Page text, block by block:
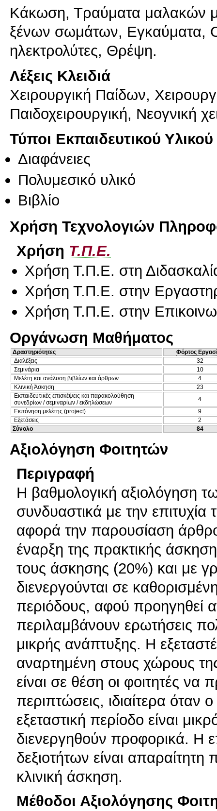
Κάκωση, Τραύματα μαλακών
ξένων σωμάτων, Εγκαύματα,
Λέξεις Κλειδιά
Χειρουργική Παίδων,
Παιδοχειρουργική, Νεογνική
Τύποι Εκπαιδευτικού Υλικού
Διαφάνειες
Πολυμεσικό υλικό
Βιβλίο
Χρήση Τεχνολογιών
Χρήση Τ.Π.Ε.
Χρήση Τ.Π.Ε. στη
Χρήση Τ.Π.Ε. στην
Χρήση Τ.Π.Ε. στην
Οργάνωση Μαθήματος
Δραστηριότητες
Φόρτος
Διαλέξεις
32
Σεμινάρια
10
Μελέτη και ανάλυση βιβλίων και άρθρων
4
Κλινική Άσκηση
23
Εκπαιδευτικές επισκέψεις και παρακολούθηση
συνεδρίων / σεμιναρίων / εκδηλώσεων
4
Εκπόνηση μελέτης (project)
9
Εξετάσεις
2
Σύνολο
84
Αξιολόγηση Φοιτητών
Περιγραφή
Η βαθμολογική αξιολόγηση
συνδυαστικά με την
αφορά την παρουσίαση
έναρξη της πρακτικής
τους άσκησης (20%) και με
διενεργούνται σε
περιόδους, αφού προηγηθεί
περιλαμβάνουν ερωτήσεις
μικρής ανάπτυξης. Η
αναρτημένη στους χώρους
είναι σε θέση οι φοιτητές να
περιπτώσεις, ιδιαίτερα
εξεταστική περίοδο είναι
διενεργηθούν προφορικά. Η
δεξιοτήτων είναι
κλινική άσκηση.
Μέθοδοι Αξιολόγησης